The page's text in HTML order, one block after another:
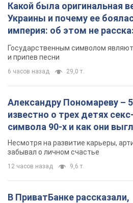
Какой была оригинальная
Украины и почему ее
империя: об этом не
Государственным символом
и припев песни
6 часов назад 29,0 т.
Александру Пономареву –
известно о трех детях секс-
символа 90-х и как они
Несмотря на развитие карьеры,
забывал о личном счастье
12 часов назад 9,6 т.
В ПриватБанке рассказали,